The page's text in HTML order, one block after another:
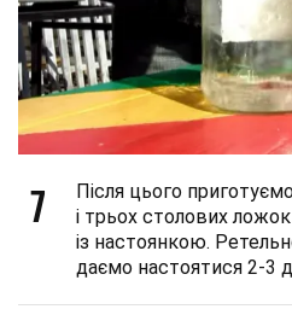
7
Після цього
і трьох столових
із настоянкою.
даємо настоятися 2-3